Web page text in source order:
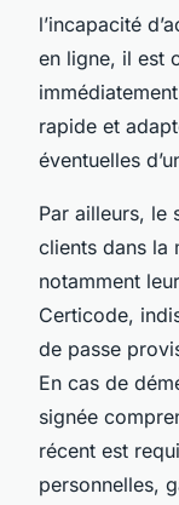
l’incapacité
en ligne, il est
rapide et
éventuelles
Par ailleurs, le
clients dans la
notamment
Certicode,
de passe
En cas de
signée
récent est
personnelles,